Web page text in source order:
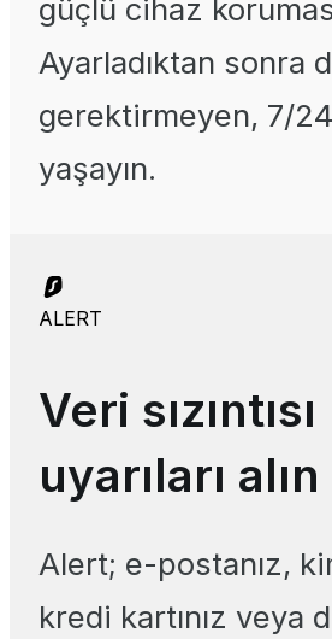
güçlü cihaz
Ayarladıktan sonra
gerektirmeyen, 7/
yaşayın.
ALERT
Veri sızıntısı
uyarıları alın
Alert; e-postanız,
kredi kartınız veya